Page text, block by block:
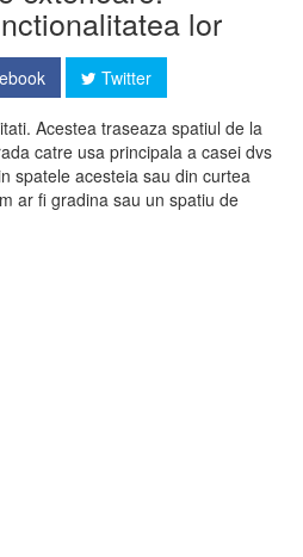
lor
Twitter
Acestea traseaza spatiul de la
catre usa principala a casei dvs
spatele acesteia sau din curtea
ar fi gradina sau un spatiu de